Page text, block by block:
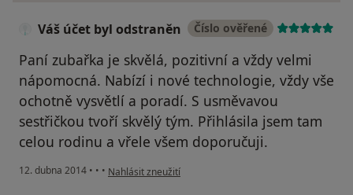
Váš účet byl odstraněn Číslo ověřené
Paní zubařka je skvělá, pozitivní a vždy velmi
nápomocná. Nabízí i nové technologie, vždy vše
ochotně vysvětlí a poradí. S usměvavou
sestřičkou tvoří skvělý tým. Přihlásila jsem tam
celou rodinu a vřele všem doporučuji.
12. dubna 2014 • • • podle názoru uživatele Váš účet byl odstraněn
Nahlásit zneužití